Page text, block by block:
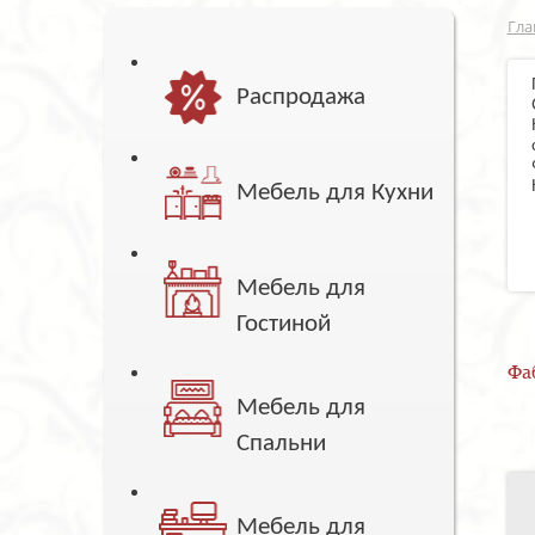
Распродажа
Мебель для Кухни
Мебель для
Гостиной
Мебель для
Спальни
Мебель для